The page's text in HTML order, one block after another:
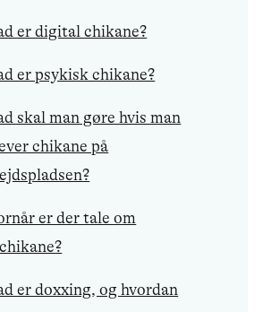
er digital chikane?
er psykisk chikane?
skal man gøre hvis man
chikane på
er der tale om
er doxxing, og hvordan